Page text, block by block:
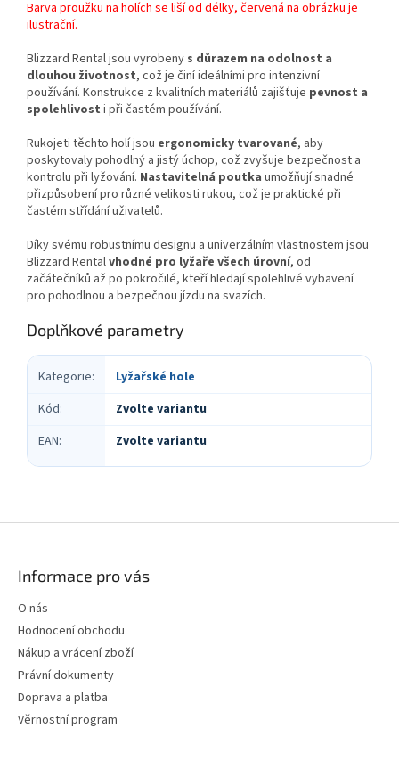
Barva proužku na holích se liší od délky, červená na obrázku je
ilustrační.
Blizzard Rental jsou vyrobeny s důrazem na odolnost a
dlouhou životnost, což je činí ideálními pro intenzivní
používání. Konstrukce z kvalitních materiálů zajišťuje pevnost a
spolehlivost i při častém používání.
Rukojeti těchto holí jsou ergonomicky tvarované, aby
poskytovaly pohodlný a jistý úchop, což zvyšuje bezpečnost a
kontrolu při lyžování. Nastavitelná poutka umožňují snadné
přizpůsobení pro různé velikosti rukou, což je praktické při
častém střídání uživatelů.
Díky svému robustnímu designu a univerzálním vlastnostem jsou
Blizzard Rentalvhodné pro lyžaře všech úrovní, od
začátečníků až po pokročilé, kteří hledají spolehlivé vybavení
pro pohodlnou a bezpečnou jízdu na svazích.
Doplňkové parametry
Kategorie:
Lyžařské hole
Kód:
Zvolte variantu
EAN: Zvolte variantu
Informace pro vás
O nás
Hodnocení obchodu
Nákup a vrácení zboží
Právní dokumenty
Doprava a platba
Věrnostní program